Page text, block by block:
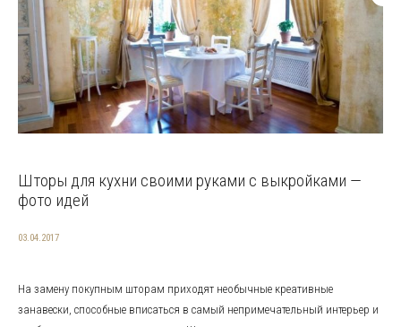
Шторы для кухни своими руками с выкройками —
фото идей
03.04.2017
На замену покупным шторам приходят необычные креативные
занавески, способные вписаться в самый непримечательный интерьер и